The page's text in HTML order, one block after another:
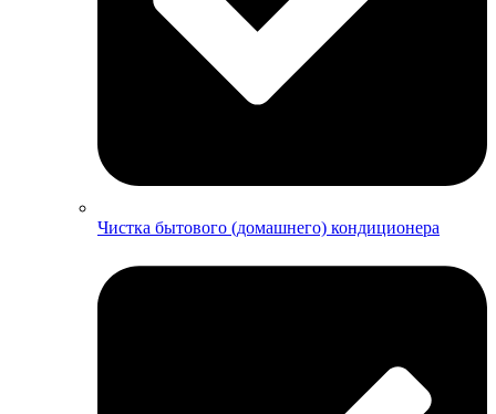
Чистка бытового (домашнего) кондиционера